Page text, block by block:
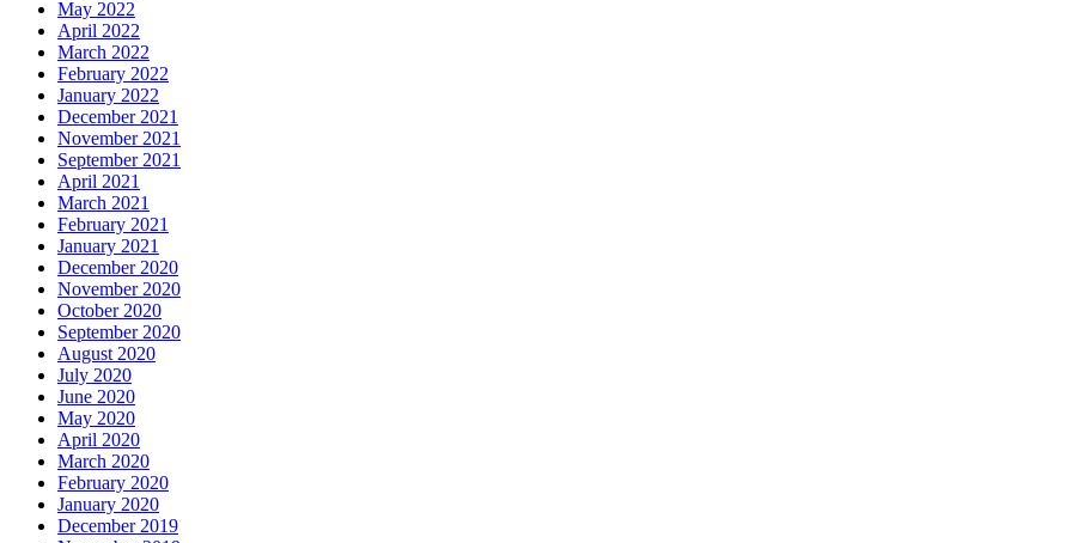
May 2022
April 2022
March 2022
February 2022
January 2022
December 2021
November 2021
September 2021
April 2021
March 2021
February 2021
January 2021
December 2020
November 2020
October 2020
September 2020
August 2020
July 2020
June 2020
May 2020
April 2020
March 2020
February 2020
January 2020
December 2019